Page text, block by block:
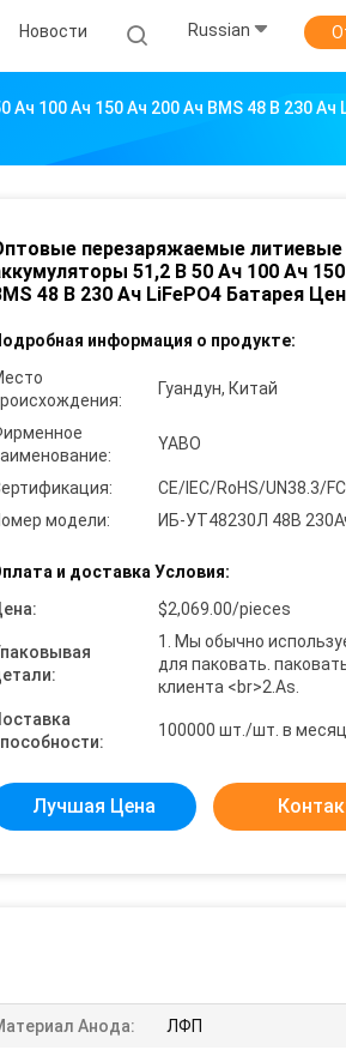
Новости Russian
100 Ач 150 Ач 200 Ач BMS 48 В 230 Ач
перезаряжаемые литиевые
51,2 В 50 Ач 100 Ач
48 В 230 Ач LiFePO4 Батарея
информация о продукте:
Гуандун, Китай
YABO
CE/IEC/RoHS/UN38.3/
модели:
ИБ-УТ48230Л 48В
и доставка Условия:
$2,069.00/pieces
1. Мы обычно
для паковать.
клиента <br>2.As.
100000 шт./шт. в месяц
Лучшая Цена
Анода: ЛФП